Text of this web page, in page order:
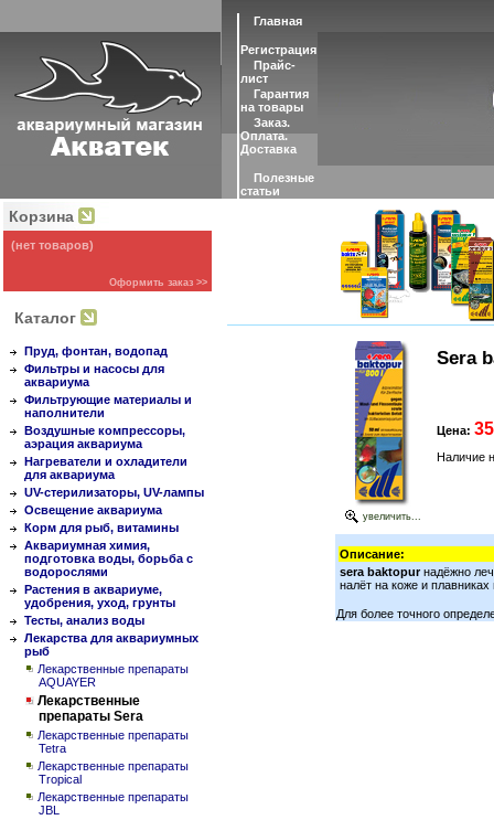
Главная
Регистрация
Прайс-
лист
Гарантия
на товары
Заказ.
Оплата.
Доставка
Полезные
статьи
Корзина
(нет товаров)
Оформить заказ >>
Каталог
Пруд, фонтан, водопад
Фильтры и насосы для
аквариума
Фильтрующие материалы и
наполнители
Воздушные компрессоры,
аэрация аквариума
Нагреватели и охладители
для аквариума
UV-стерилизаторы, UV-лампы
Освещение аквариума
Корм для рыб, витамины
Аквариумная химия,
подготовка воды, борьба с
водорослями
Растения в аквариуме,
удобрения, уход, грунты
Тесты, анализ воды
Лекарства для аквариумных
рыб
Лекарственные препараты
AQUAYER
Лекарственные
препараты Sera
Лекарственные препараты
Tetra
Лекарственные препараты
Tropical
Лекарственные препараты
JBL
увеличить...
Sera
Цена:
Наличие
Описание:
sera baktopurнадёжно
налёт на коже и
Для более точного